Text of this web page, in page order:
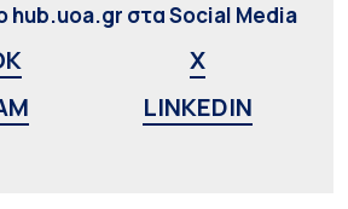
hub.uoa.gr στα Social Media
X
LINKEDIN